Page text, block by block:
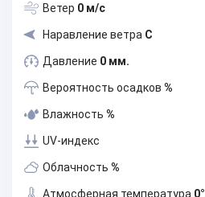
Ветер 0 м/с
Наравление ветра С
Давление 0 мм.
Вероятность осадков %
Влажность %
UV-индекс
Облачность %
Атмосферная температура 0°